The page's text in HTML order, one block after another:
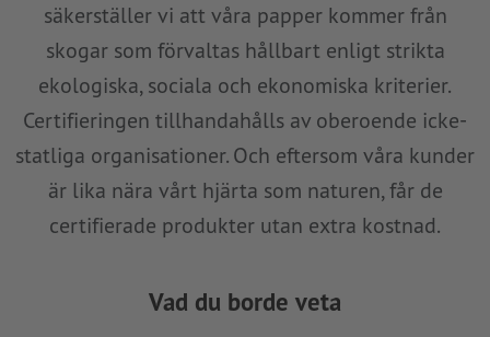
säkerställer vi att våra papper kommer från
skogar som förvaltas hållbart enligt strikta
ekologiska, sociala och ekonomiska kriterier.
Certifieringen tillhandahålls av oberoende icke-
statliga organisationer. Och eftersom våra kunder
är lika nära vårt hjärta som naturen, får de
certifierade produkter utan extra kostnad.
Vad du borde veta